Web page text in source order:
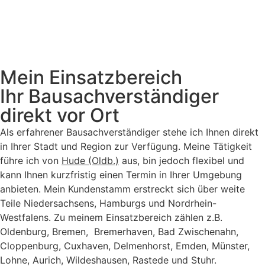
Mein Einsatzbereich
Ihr Bausachverständiger
direkt vor Ort
Als erfahrener Bausachverständiger stehe ich Ihnen direkt
in Ihrer Stadt und Region zur Verfügung. Meine Tätigkeit
führe ich von Hude (Oldb.) aus, bin jedoch flexibel und
kann Ihnen kurzfristig einen Termin in Ihrer Umgebung
anbieten. Mein Kundenstamm erstreckt sich über weite
Teile Niedersachsens, Hamburgs und Nordrhein-
Westfalens. Zu meinem Einsatzbereich zählen z.B.
Oldenburg, Bremen, Bremerhaven, Bad Zwischenahn,
Cloppenburg, Cuxhaven, Delmenhorst, Emden, Münster,
Lohne, Aurich, Wildeshausen, Rastede und Stuhr.